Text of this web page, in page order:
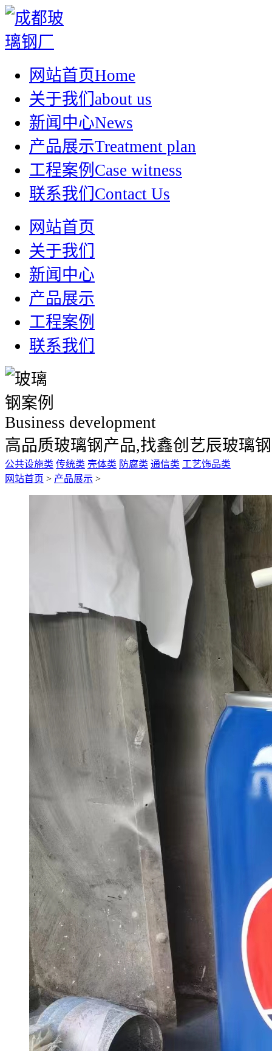
网站首页Home
关于我们 about us
新闻中心News
产品展示Treatment plan
工程案例 Case witness
联系我们 Contact Us
网站首页
关于我们
新闻中心
产品展示
工程案例
联系我们
Business development
高品质玻璃钢产品,找鑫创艺辰玻璃
公共设施类 传统类 壳体类 防腐类 通信类 工艺饰品类
网站首页 > 产品展示 >